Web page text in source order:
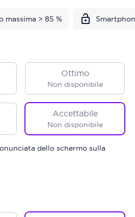
massima > 85 %
Ottimo
Non disponibile
Accettabile
Non disponibile
dello schermo sulla